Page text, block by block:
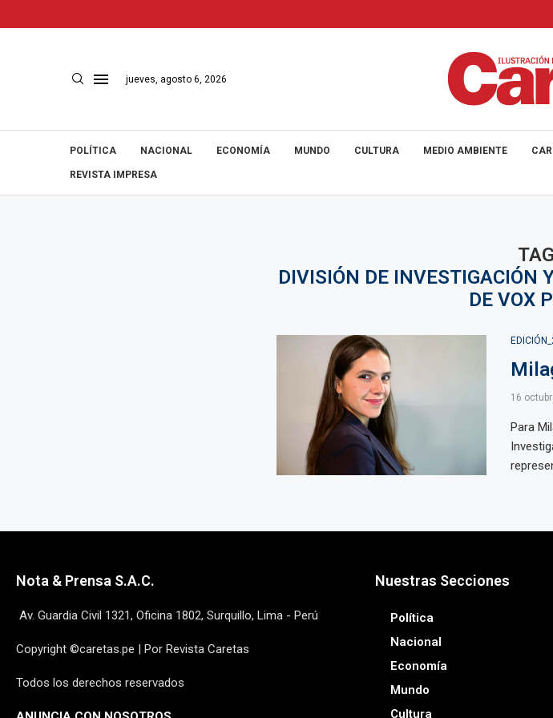
jueves, agosto 6, 2026
POLÍTICA NACIONAL ECONOMÍA MUNDO CULTURA MEDIO AMBIENTE
REVISTA IMPRESA
DIVISIÓN DE INVESTIGACIÓN
DE VOX
16
Para
Nota & Prensa S.A.C.
Av. Guardia Civil 1321, Oficina 1802, Surquillo, Lima - Perú
Copyright ©caretas.pe | Por Revista Caretas
Todos los derechos reservados
Nuestras Secciones
Política
Nacional
Economía
Mundo
Cultura